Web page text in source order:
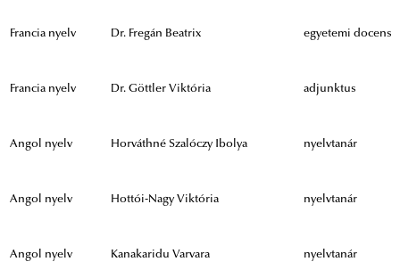
Francia nyelv Dr. Fregán Beatrix egyetemi docens
Francia nyelv Dr. Göttler Viktória adjunktus
Angol nyelv Horváthné Szalóczy Ibolya nyelvtanár
Angol nyelv Hottói-Nagy Viktória nyelvtanár
Angol nyelv Kanakaridu Varvara nyelvtanár